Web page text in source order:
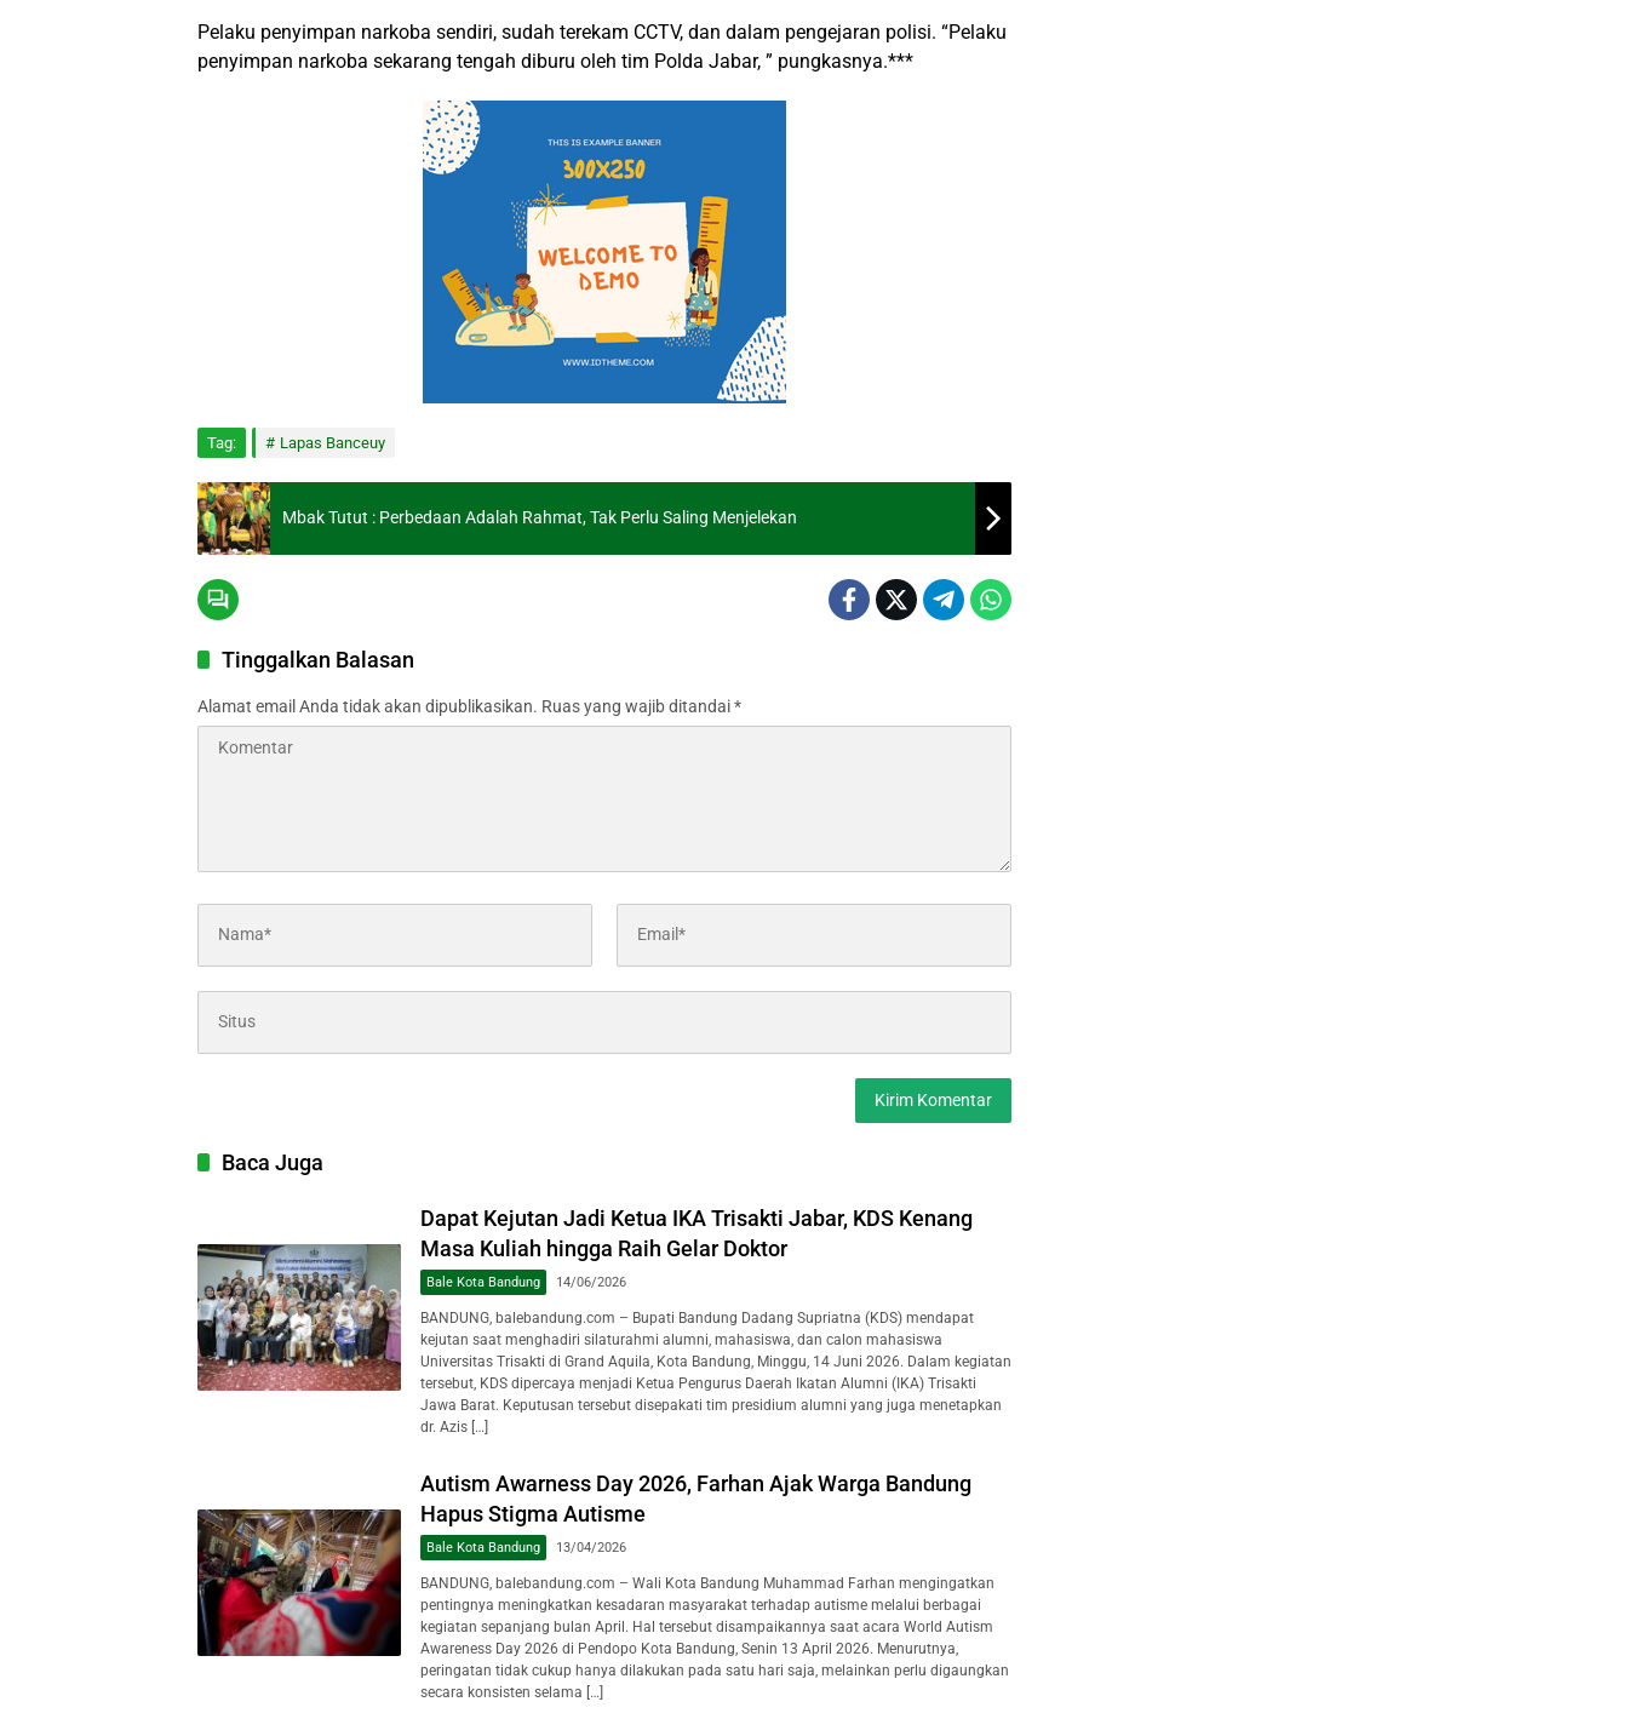
Pelaku penyimpan narkoba sendiri, sudah terekam CCTV, dan dalam pengejaran polisi. “Pelaku
penyimpan narkoba sekarang tengah diburu oleh tim Polda Jabar, ” pungkasnya.***
Tag: Lapas Banceuy
Mbak Tutut : Perbedaan Adalah Rahmat, Tak Perlu Saling Menjelekan
Tinggalkan Balasan
Alamat email Anda tidak akan dipublikasikan. Ruas yang wajib ditandai*
Baca Juga
Dapat Kejutan Jadi Ketua IKA Trisakti Jabar, KDS Kenang
Masa Kuliah hingga Raih Gelar Doktor
Bale Kota Bandung 14/06/2026
BANDUNG, balebandung.com – Bupati Bandung Dadang Supriatna (KDS) mendapat
kejutan saat menghadiri silaturahmi alumni, mahasiswa, dan calon mahasiswa
Universitas Trisakti di Grand Aquila, Kota Bandung, Minggu, 14 Juni 2026. Dalam kegiatan
tersebut, KDS dipercaya menjadi Ketua Pengurus Daerah Ikatan Alumni (IKA) Trisakti
Jawa Barat. Keputusan tersebut disepakati tim presidium alumni yang juga menetapkan
dr. Azis […]
Autism Awarness Day 2026, Farhan Ajak Warga Bandung
Hapus Stigma Autisme
Bale Kota Bandung 13/04/2026
BANDUNG, balebandung.com – Wali Kota Bandung Muhammad Farhan mengingatkan
pentingnya meningkatkan kesadaran masyarakat terhadap autisme melalui berbagai
kegiatan sepanjang bulan April. Hal tersebut disampaikannya saat acara World Autism
Awareness Day 2026 di Pendopo Kota Bandung, Senin 13 April 2026. Menurutnya,
peringatan tidak cukup hanya dilakukan pada satu hari saja, melainkan perlu digaungkan
secara konsisten selama […]